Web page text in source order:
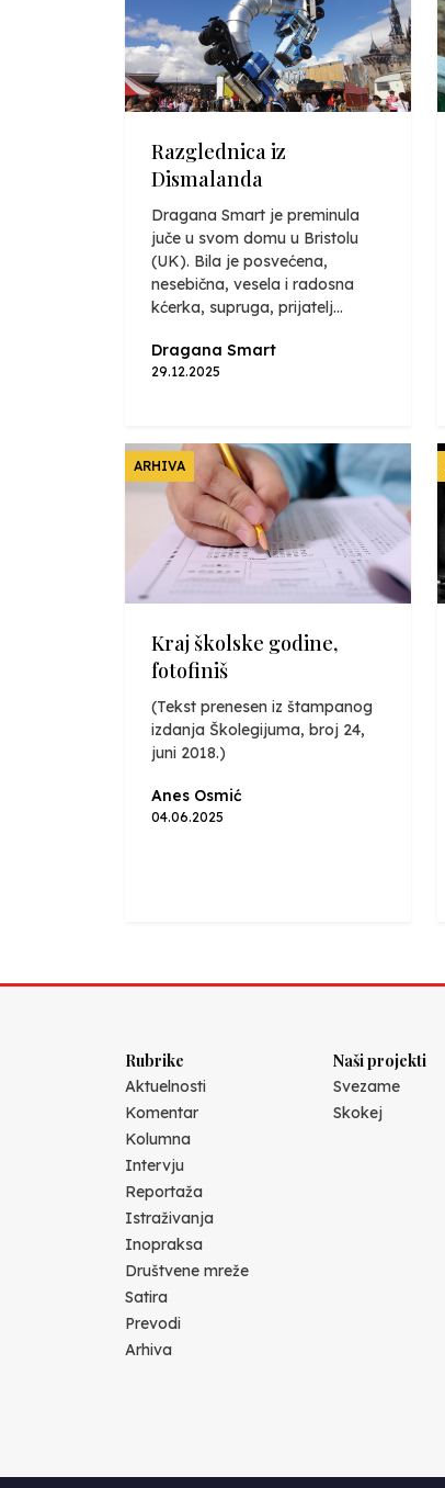
Razglednica iz
Dismalanda
Dragana Smart je preminula
juče u svom domu u Bristolu
(UK). Bila je posvećena,
nesebična, vesela i radosna
kćerka, supruga, prijatelj...
Dragana Smart
29.12.2025
ARHIVA
Kraj školske godine,
fotofiniš
(Tekst prenesen iz štampanog
izdanja Školegijuma, broj 24,
juni 2018.)
Anes Osmić
04.06.2025
Rubrike
Aktuelnosti
Komentar
Kolumna
Intervju
Reportaža
Istraživanja
Inopraksa
Društvene mreže
Satira
Prevodi
Arhiva
Naši projekti
Svezame
Skokej